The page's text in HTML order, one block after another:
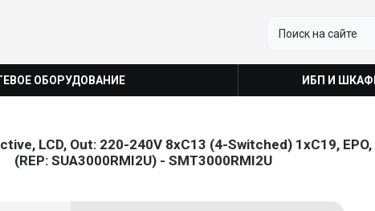
ОБОРУДОВАНИЕ ИБП И
LCD, Out: 220-240V 8xC13 (4-Switched) 1xC19,
(REP: SUA3000RMI2U) - SMT3000RMI2U